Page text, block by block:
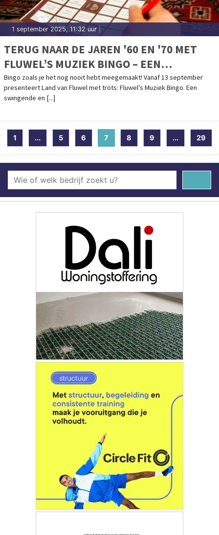
1 september 2025, 11:32 uur
TERUG NAAR DE JAREN '60 EN '70 MET
FLUWEL’S MUZIEK BINGO – EEN
NOSTALGISCH FEESTJE IN OMA’S
HUISKAMER!
Bingo zoals je het nog nooit hebt meegemaakt! Vanaf 13 september
presenteert Land van Fluwel met trots: Fluwel’s Muziek Bingo. Een
swingende en [...]
1 ... 5 6 7 (current)
8 9 ... 29